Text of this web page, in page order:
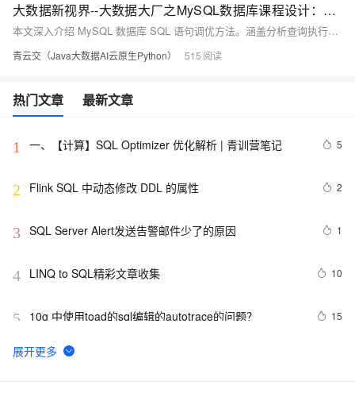
大数据新视界--大数据大厂之MySQL数据库课程设计：MySQL 数据库 SQL 语句调优方法详解（2-1）
本文深入介绍 MySQL 数据库 SQL 语句调优方法。涵盖分析查询执行计划，如使用 EXPLAIN 命令及理解关键指标；优化查询语句结构，包括避免子查询、减少函数使用、合理用索引列及避免 “OR”。还介绍了索引类型知识，如 B 树索引、哈希索引等。结合与 MySQL 数据库课程设计相关文章，强调 SQL 语句调优重要性。为提升数据库性能提供实用方法，适合数据库管理员和开发人员。
青云交（Java大数据AI云原生Python） 515
热门文章 最新文章
1 一、【计算】SQL Optimizer 优化解析 | 青训营笔记 5
2 Flink SQL 中动态修改 DDL 的属性 2
3 SQL Server Alert发送告警邮件少了的原因 1
4 LINQ to SQL精彩文章收集 10
5 10g 中使用toad的sql编辑的autotrace的问题？ 15
6 如何在 SQL Server 中使用 LEFT